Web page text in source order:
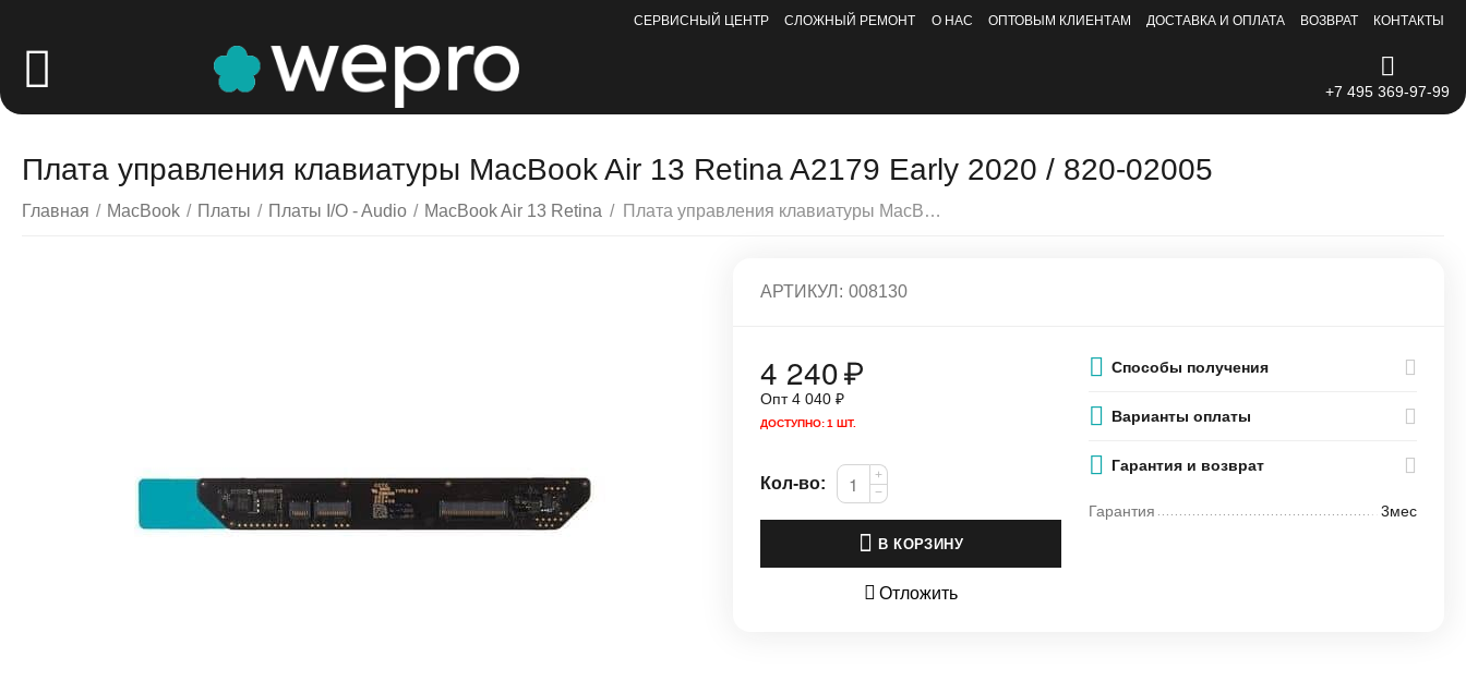
СЕРВИСНЫЙ ЦЕНТР СЛОЖНЫЙ РЕМОНТ О НАС ОПТОВЫМ КЛИЕНТАМ ДОСТАВКА И ОПЛАТА ВОЗВРАТ КОНТАКТЫ
+7 495 369-97-99
Плата управления клавиатуры MacBook Air 13 Retina A2179 Early 2020 / 820-02005
Главная / MacBook / Платы / Платы I/O - Audio / MacBook Air 13 Retina / Плата управления клавиатуры MacBook Air 13 Retina A2179 Early 2020 / 820-02005
АРТИКУЛ: 008130
4 240₽
Опт4 040 ₽
ДОСТУПНО:1 ШТ.
Кол-во:
+
−
В КОРЗИНУ
Отложить
Способы получения
Варианты оплаты
Гарантия и возврат
Гарантия 3мес